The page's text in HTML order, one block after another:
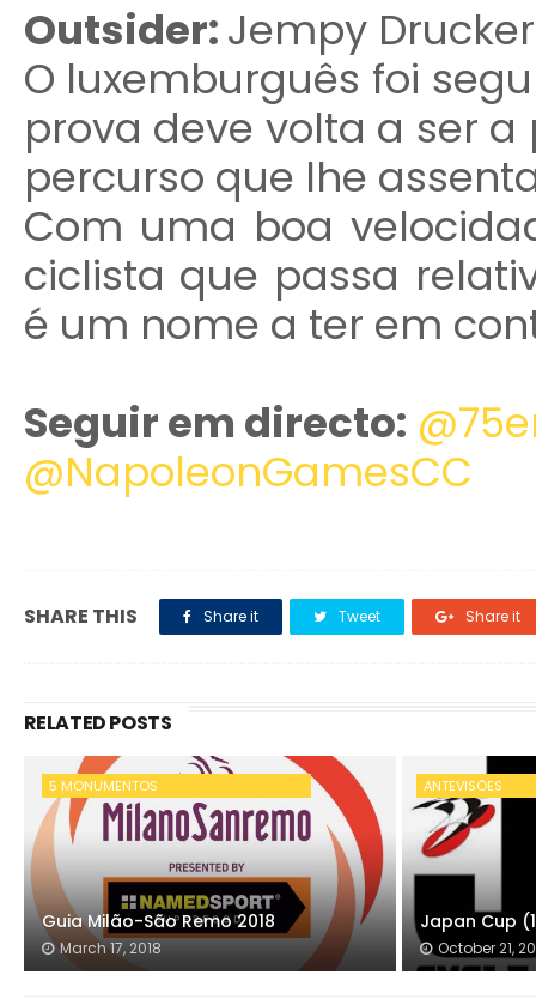
Outsider:Jempy Drucker
O luxemburguês foi
prova deve volta a ser
percurso que lhe
Com uma boa
ciclista que passa
é um nome a ter em
Seguir em directo:
@NapoleonGamesCC
SHARE THIS Share it Tweet Share it
RELATED POSTS
5 MONUMENTOS
Guia Milão-São Remo 2018
March 17, 2018
ANTEVISÕES
Japan Cup
October 21,